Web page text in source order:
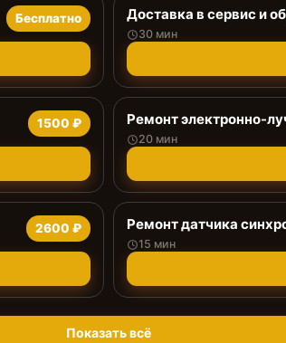
Бесплатно Доставка в сервис и
30 мин
1500 ₽ Ремонт электронно-
20 мин
2600 ₽ Ремонт датчика
15 мин
Показать всё